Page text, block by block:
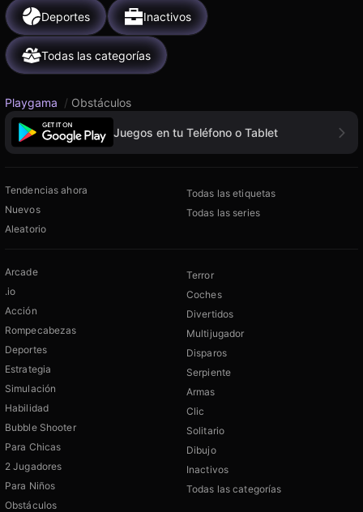
Deportes Inactivos
Todas las categorías
Playgama / Obstáculos
Juegos en tu Teléfono o Tablet
Tendencias ahora
Nuevos
Aleatorio
Todas las etiquetas
Todas las series
Arcade
.io
Acción
Rompecabezas
Deportes
Estrategia
Simulación
Habilidad
Bubble Shooter
Para Chicas
2 Jugadores
Para Niños
Obstáculos
Terror
Coches
Divertidos
Multijugador
Disparos
Serpiente
Armas
Clic
Solitario
Dibujo
Inactivos
Todas las categorías